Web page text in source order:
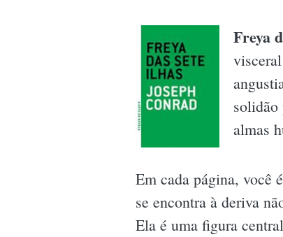
Freya
solidão
almas
Em cada página, você
se encontra à deriva
Ela é uma figura